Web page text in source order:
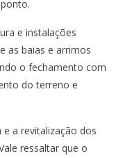
e instalações
as baias e arrimos
o fechamento com
do terreno e
a revitalização dos
ressaltar que o